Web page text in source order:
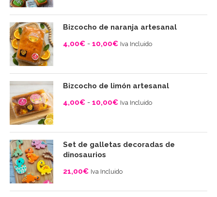
Bizcocho de naranja artesanal
4,00€ - 10,00€
Rango
de
precios:
desde
4,00€
hasta
Iva Incluido
Bizcocho de limón artesanal
4,00€ - 10,00€
Rango
de
precios:
desde
4,00€
hasta
Iva Incluido
Set de galletas decoradas de
dinosaurios
21,00€ Iva Incluido